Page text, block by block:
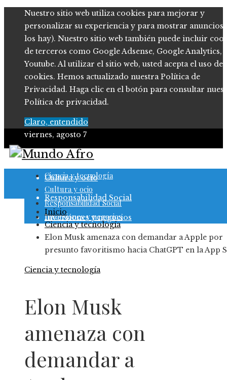
Nuestro sitio web utiliza cookies para mejorar y
personalizar su experiencia y para mostrar anuncios
los hay). Nuestro sitio web también puede incluir
de terceros como Google Adsense, Google Analytics,
Youtube. Al utilizar el sitio web, usted acepta el uso de
cookies. Hemos actualizado nuestra Política de
Privacidad. Haga clic en el botón para consultar
Política de privacidad.
Claro, entendido
viernes, agosto 7
Ciencia y tecnología
Cultura y ocio
Responsabilidad Social
Inversiones y negocios
Ciencia y tecnología
Cultura y ocio
Responsabilidad Social
Inversiones y negocios
Inicio
Ciencia y tecnología
Elon Musk amenaza con demandar a Apple por
presunto favoritismo hacia ChatGPT en la App
Ciencia y tecnología
Elon Musk
amenaza con
demandar a